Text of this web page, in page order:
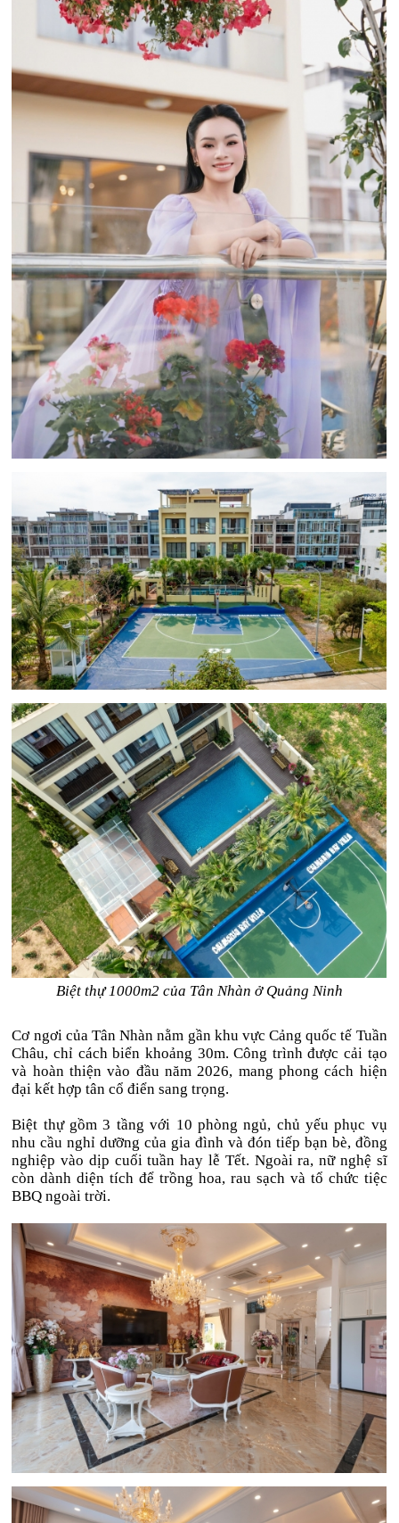
Biệt thự 1000m2 của Tân Nhàn ở Quảng Ninh
Cơ ngơi của Tân Nhàn nằm gần khu vực Cảng quốc tế Tuần
Châu, chỉ cách biển khoảng 30m. Công trình được cải tạo
và hoàn thiện vào đầu năm 2026, mang phong cách hiện
đại kết hợp tân cổ điển sang trọng.
Biệt thự gồm 3 tầng với 10 phòng ngủ, chủ yếu phục vụ
nhu cầu nghỉ dưỡng của gia đình và đón tiếp bạn bè, đồng
nghiệp vào dịp cuối tuần hay lễ Tết. Ngoài ra, nữ nghệ sĩ
còn dành diện tích để trồng hoa, rau sạch và tổ chức tiệc
BBQ ngoài trời.